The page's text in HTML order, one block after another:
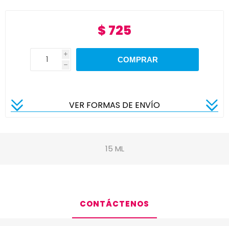
$ 725
i
h
VER FORMAS DE ENVÍO
15 ML
CONTÁCTENOS